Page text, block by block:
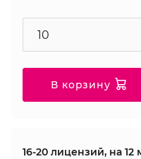
В корзину
16-20 лицензий, на 12